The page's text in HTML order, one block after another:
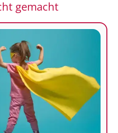
gemacht